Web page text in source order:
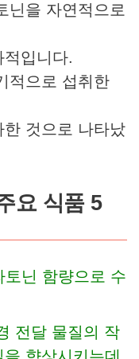
닌을 자연적으로
입니다.
적으로 섭취한
것으로 나타났
요 식품 5
토닌 함량으로 수
전달 물질의 작